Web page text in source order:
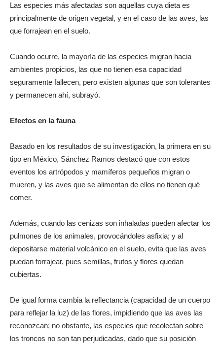
Las especies más afectadas son aquellas cuya dieta es
principalmente de origen vegetal, y en el caso de las aves, las
que forrajean en el suelo.
Cuando ocurre, la mayoría de las especies migran hacia
ambientes propicios, las que no tienen esa capacidad
seguramente fallecen, pero existen algunas que son tolerantes
y permanecen ahí, subrayó.
Efectos en la fauna
Basado en los resultados de su investigación, la primera en su
tipo en México, Sánchez Ramos destacó que con estos
eventos los artrópodos y mamíferos pequeños migran o
mueren, y las aves que se alimentan de ellos no tienen qué
comer.
Además, cuando las cenizas son inhaladas pueden afectar los
pulmones de los animales, provocándoles asfixia; y al
depositarse material volcánico en el suelo, evita que las aves
puedan forrajear, pues semillas, frutos y flores quedan
cubiertas.
De igual forma cambia la reflectancia (capacidad de un cuerpo
para reflejar la luz) de las flores, impidiendo que las aves las
reconozcan; no obstante, las especies que recolectan sobre
los troncos no son tan perjudicadas, dado que su posición